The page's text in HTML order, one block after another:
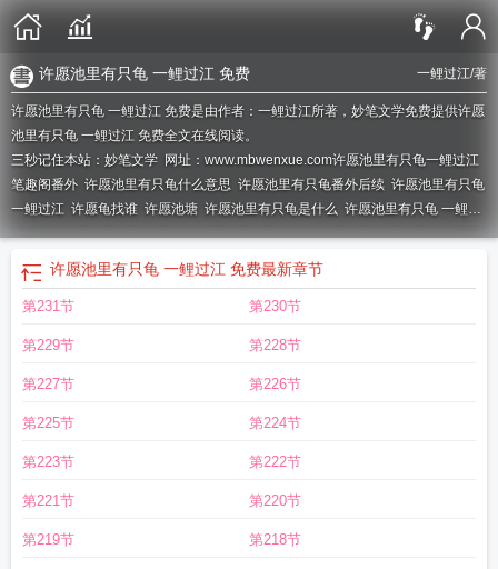
一鲤过江/著
许愿池里有只龟 一鲤过江 免费
许愿池里有只龟 一鲤过江 免费是由作者：一鲤过江所著，妙笔文学免费提供许愿
池里有只龟 一鲤过江 免费全文在线阅读。
三秒记住本站：妙笔文学 网址：www.mbwenxue.com许愿池里有只龟一鲤过江
笔趣阁番外 许愿池里有只龟什么意思 许愿池里有只龟番外后续 许愿池里有只龟
一鲤过江 许愿龟找谁 许愿池塘 许愿池里有只龟是什么 许愿池里有只龟 一鲤过
江 免费许愿池里有只龟番外1许愿池里有只龟TXT许愿池里有只龟番外在线阅
沉睡的灵体 许愿池里有只龟免费阅读 许愿池里有只龟txt
吗 许愿池里的乌龟叫什么
江许愿池里的王八 许愿池里有只龟一鲤过江番外
王八什么意思
许愿池里有只龟格格党
池里有只龟一鲤过江笔趣阁
许愿池里只龟番外篇叫什么名字
阁许愿池里有只龟叫啥名 许愿池里有只龟一鲤过江20
肖许愿池里有只龟104 许愿池里的硬币能拿吗许愿池里的乌龟图片
一鲤过江第二十章
许愿池里的龟叫什么许愿池里有只龟在线阅读
许愿池里有只龟 一鲤过江 免费最新章节
第231节 第230节
第229节 第228节
第227节 第226节
第225节 第224节
第223节 第222节
第221节 第220节
第219节 第218节